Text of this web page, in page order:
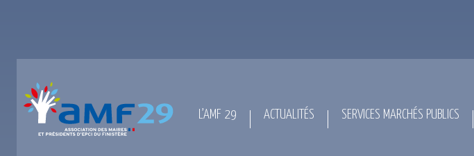
L’AMF 29 ACTUALITÉS SERVICES MARCHÉS PUBLICS